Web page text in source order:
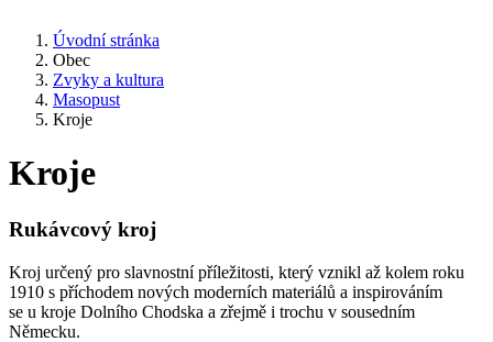
Úvodní stránka
Obec
Zvyky a kultura
Masopust
Kroje
Kroje
Rukávcový kroj
Kroj určený pro slavnostní příležitosti, který vznikl až kolem roku
1910 s příchodem nových moderních materiálů a inspirováním
se u kroje Dolního Chodska a zřejmě i trochu v sousedním
Německu.